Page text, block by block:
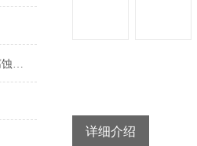
川源MA潜水搅拌机高效、耐腐蚀的污水处理设备
详细介绍